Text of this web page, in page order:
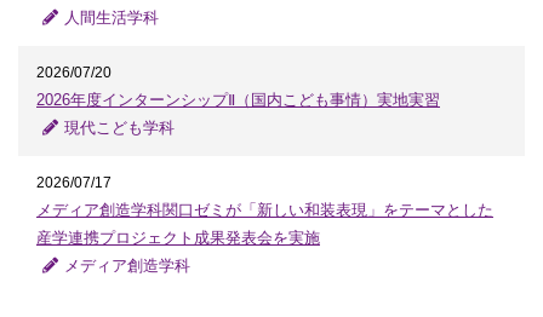
人間生活学科
2026/07/20
2026年度インターンシップⅡ（国内こども事情）実地実習
現代こども学科
2026/07/17
メディア創造学科関口ゼミが「新しい和装表現」をテーマとした
産学連携プロジェクト成果発表会を実施
メディア創造学科